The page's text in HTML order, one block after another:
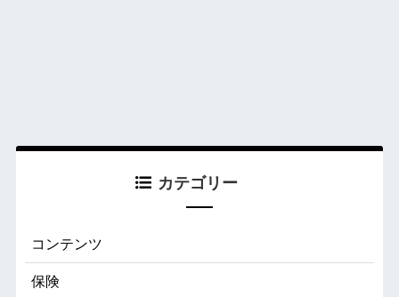
カテゴリー
コンテンツ
保険